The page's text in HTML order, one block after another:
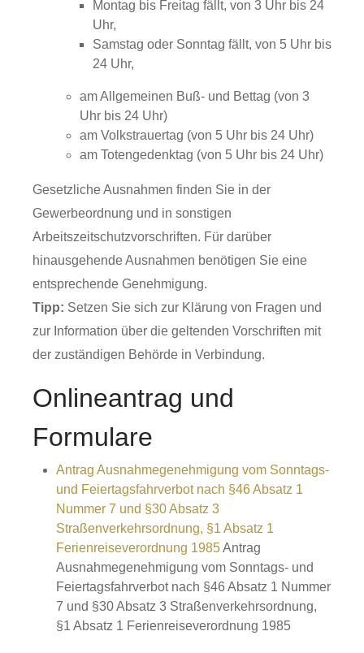
Montag bis Freitag fällt, von 3 Uhr bis 24
Uhr,
Samstag oder Sonntag fällt, von 5 Uhr bis
24 Uhr,
am Allgemeinen Buß- und Bettag (von 3
Uhr bis 24 Uhr)
am Volkstrauertag (von 5 Uhr bis 24 Uhr)
am Totengedenktag (von 5 Uhr bis 24 Uhr)
Gesetzliche Ausnahmen finden Sie in der
Gewerbeordnung und in sonstigen
Arbeitszeitschutzvorschriften. Für darüber
hinausgehende Ausnahmen benötigen Sie eine
entsprechende Genehmigung.
Tipp: Setzen Sie sich zur Klärung von Fragen und
zur Information über die geltenden Vorschriften mit
der zuständigen Behörde in Verbindung.
Onlineantrag und
Formulare
Antrag Ausnahmegenehmigung vom Sonntags-
und Feiertagsfahrverbot nach §46 Absatz 1
Nummer 7 und §30 Absatz 3
Straßenverkehrsordnung, §1 Absatz 1
Ferienreiseverordnung 1985Antrag
Ausnahmegenehmigung vom Sonntags- und
Feiertagsfahrverbot nach §46 Absatz 1 Nummer
7 und §30 Absatz 3 Straßenverkehrsordnung,
§1 Absatz 1 Ferienreiseverordnung 1985